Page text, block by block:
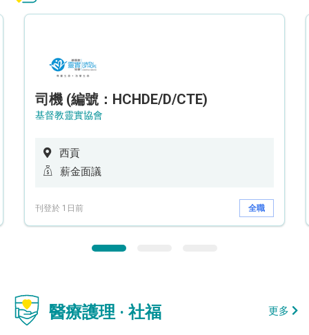
司機 (編號：HCHDE/D/CTE)
基督教靈實協會
西貢
薪金面議
刊登於 1日前 全職
醫療護理 · 社福 更多